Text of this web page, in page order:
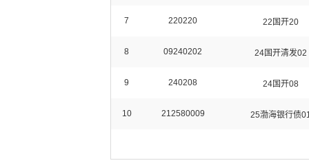
7 220220 22国开20
8 09240202 24国开清发02
9 240208 24国开08
10 212580009 25渤海银行债